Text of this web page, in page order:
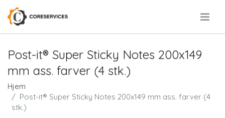
Post-it® Super Sticky Notes 200x149
mm ass. farver (4 stk.)
Hjem
Post-it® Super Sticky Notes 200x149 mm ass. farver (4
stk.)